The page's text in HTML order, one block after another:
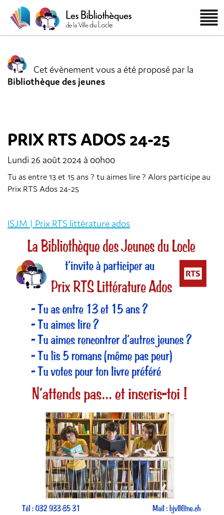
Cet évènement vous a été proposé par la
Bibliothèque des jeunes
PRIX RTS ADOS 24-25
Lundi 26 août 2024 à 00h00
Tu as entre 13 et 15 ans ? tu aimes lire ? Alors participe au
Prix RTS Ados 24-25
ISJM | Prix RTS littérature ados